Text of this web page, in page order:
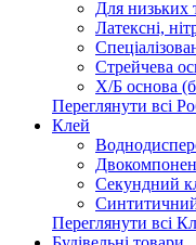
Для низьких
Латексні,
Стрейчева
Х/Б основа
Переглянути всі
Клей
Секундний
Переглянути всі